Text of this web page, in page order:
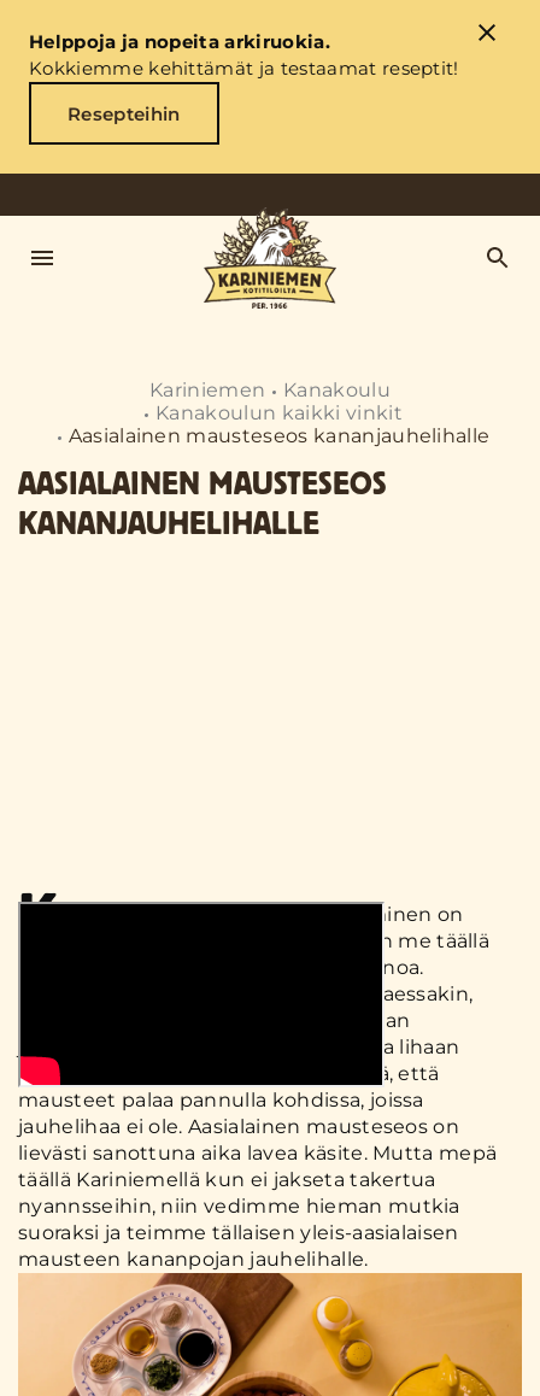
Helppoja ja nopeita arkiruokia.
Kokkiemme kehittämät ja testaamat reseptit!
Resepteihin
Kariniemen
Kanakoulu
Kanakoulun kaikki vinkit
Aasialainen mausteseos kananjauhelihalle
AASIALAINEN MAUSTESEOS
KANANJAUHELIHALLE
K
ananpojan jauhelihan maustaminen on
helppoa kuin heinänteko, kuten me täällä
Kariniemen kotiseudulla tavataan sanoa.
Jauhelihan voi toki maustaa paistettaessakin,
mutta kun mausteet sekoittaa raakaan
jauhelihaan, niin tällöin mausteen saa lihaan
tasaisemmin, eikä ole olemassa riskiä, että
mausteet palaa pannulla kohdissa, joissa
jauhelihaa ei ole. Aasialainen mausteseos on
lievästi sanottuna aika lavea käsite. Mutta mepä
täällä Kariniemellä kun ei jakseta takertua
nyannsseihin, niin vedimme hieman mutkia
suoraksi ja teimme tällaisen yleis-aasialaisen
mausteen kananpojan jauhelihalle.